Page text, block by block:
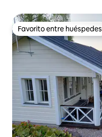
Favorito entre huéspedes
Favorito entre huéspedes